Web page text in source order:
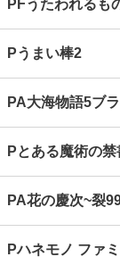
PFうたわれるも
Pうまい棒2
PA大海物語5ブ
Pとある魔術の
PA花の慶次~裂
Pハネモノ ファ